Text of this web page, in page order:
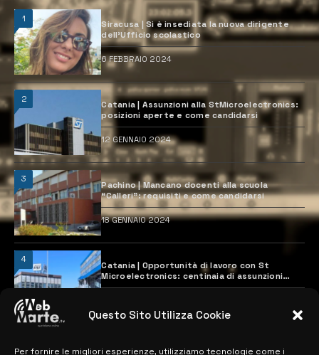
Questo Sito Utilizza Cookie
Per fornire le migliori esperienze, utilizziamo tecnologie come i
1
Siracusa | Si è insediata la nuova dirigente
dell’Ufficio scolastico
6 FEBBRAIO 2024
2
Catania | Assunzioni alla StMicroelectronics:
posizioni aperte e come candidarsi
12 GENNAIO 2024
3
Pachino | Mancano docenti alla scuola
“Calleri”: requisiti e come candidarsi
18 GENNAIO 2024
4
Catania | Opportunità di lavoro con St
Microelectronics: centinaia di assunzioni
previste